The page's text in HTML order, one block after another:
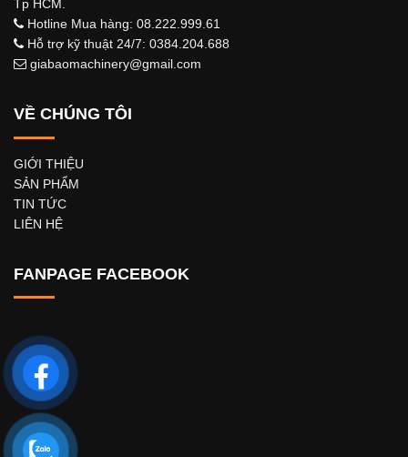
Tp HCM.
Hotline Mua hàng: 08.222.999.61
Hỗ trợ kỹ thuật 24/7: 0384.204.688
giabaomachinery@gmail.com
VỀ CHÚNG TÔI
GIỚI THIỆU
SẢN PHẨM
TIN TỨC
LIÊN HỆ
FANPAGE FACEBOOK